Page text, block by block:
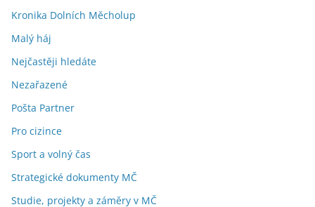
Kronika Dolních Měcholup
Malý háj
Nejčastěji hledáte
Nezařazené
Pošta Partner
Pro cizince
Sport a volný čas
Strategické dokumenty MČ
Studie, projekty a záměry v MČ